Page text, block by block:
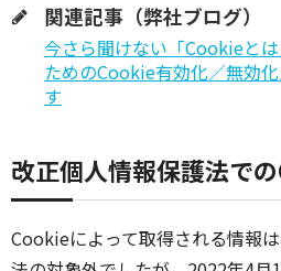
関連記事（弊社ブログ）
今さら聞けない「Cookieと
ためのCookie有効化／無効
す
改正個人情報保護法で
Cookieによって取得される情報